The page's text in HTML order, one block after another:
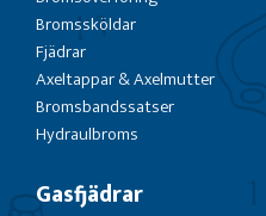
Bromssköldar
Fjädrar
Axeltappar & Axelmutter
Bromsbandssatser
Hydraulbroms
Gasfjädrar